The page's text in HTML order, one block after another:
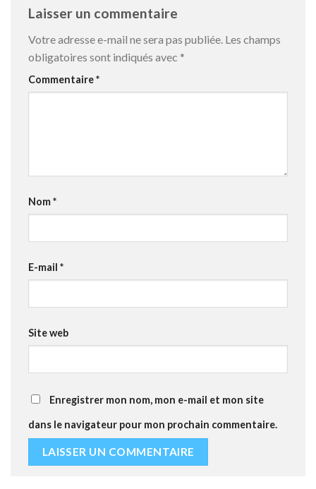
Laisser un commentaire
Votre adresse e-mail ne sera pas publiée. Les champs
obligatoires sont indiqués avec *
Commentaire*
Nom*
E-mail *
Site web
Enregistrer mon nom, mon e-mail et mon site
dans le navigateur pour mon prochain commentaire.